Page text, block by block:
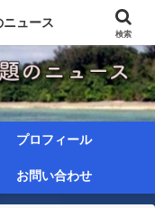
プロフィール
お問い合わせ
ュース
検索